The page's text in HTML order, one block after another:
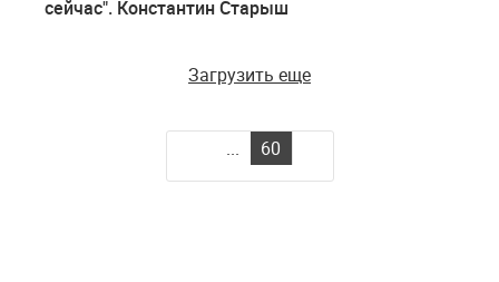
сейчас". Константин Старыш
Загрузить еще
... 60